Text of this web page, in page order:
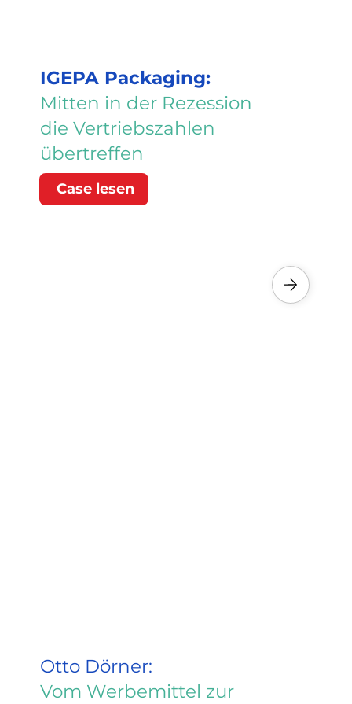
IGEPA Packaging:
Mitten in der Rezession
die Vertriebszahlen
übertreffen
Case lesen
Otto Dörner:
Vom Werbemittel zur